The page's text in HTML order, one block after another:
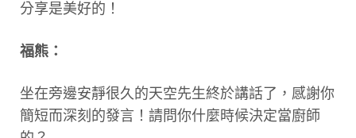
分享是美好的！
福熊：
坐在旁邊安靜很久的天空先生終於講話了，感謝你
簡短而深刻的發言！請問你什麼時候決定當廚師